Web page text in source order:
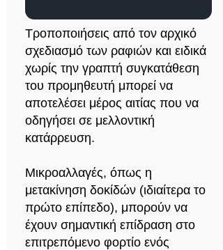
Tροποποιήσεις από τον αρχικό
σχεδιασμό των ραφιών και ειδικά
χωρίς την γραπτή συγκατάθεση
του προμηθευτή μπορεί να
αποτελέσει μέρος αιτίας που να
οδηγήσει σε μελλοντική
κατάρρευση.
Μικροαλλαγές, όπως η
μετακίνηση δοκίδών (ιδιαίτερα το
πρώτο επίπεδο), μπορούν να
έχουν σημαντική επίδραση στο
επιτρεπόμενο φορτίο ενός